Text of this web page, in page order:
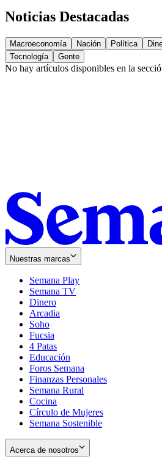
Noticias Destacadas
Macroeconomía Nación Política
Tecnología
Gente
No hay artículos disponibles en la
Nuestras marcas
Semana Play
Semana TV
Dinero
Arcadia
Soho
in
new
window
Fucsia
in
new
window
4 Patas
Educación
Foros Semana
Finanzas Personales
Semana Rural
Cocina
Círculo de Mujeres
Semana Sostenible
Acerca de nosotros